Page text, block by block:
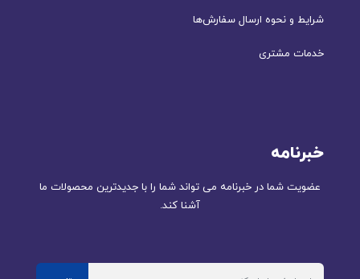
شرایط و نحوه ارسال سفارش‌ها
خدمات مشتری
خبرنامه
عضویت شما در خبرنامه می تواند شما را با جدیدترین محصولات ما
آشنا کند.